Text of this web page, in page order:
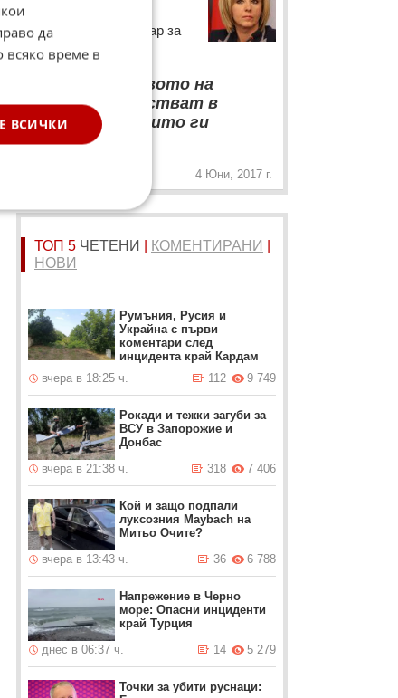
Манолова с коментар за
детските права
Важно е правото на
децата да участват в
решенията, които ги
засягат „
4 Юни, 2017 г.
ТОП 5 ЧЕТЕНИ КОМЕНТИРАНИ
НОВИ
Румъния, Русия и
Украйна с първи
коментари след
инцидента край Кардам
вчера в 18:25 ч.
9 749
112
Рокади и тежки загуби за
ВСУ в Запорожие и
Донбас
вчера в 21:38 ч.
7 406
318
Кой и защо подпали
луксозния Maybach на
Митьо Очите?
вчера в 13:43 ч.
6 788
36
Напрежение в Черно
море: Опасни инциденти
край Турция
днес в 06:37 ч.
5 279
14
Точки за убити руснаци:
да
всяко време в
ВСИЧКИ